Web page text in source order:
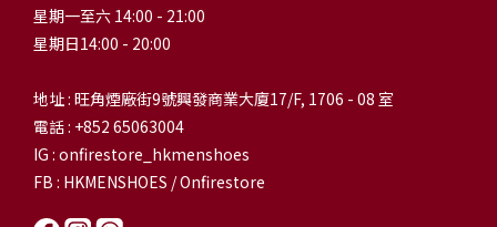
星期一至六 14:00 - 21:00
星期日14:00 - 20:00
地址 : 旺角煙廠街9號興發商業大廈17/F, 1706 - 08 室
電話 : +852 65063004
IG : onfirestore_hkmenshoes
FB : HKMENSHOES / Onfirestore